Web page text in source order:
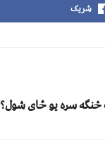
شریک
سره یو ځای شول؟